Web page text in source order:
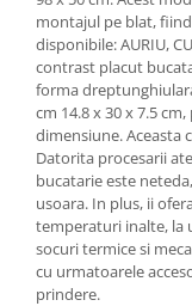
montajul pe blat,
disponibile: AURIU,
contrast placut
forma
cm 14.8 x 30 x 7.5
dimensiune. Aceasta
Datorita procesarii
bucatarie este
usoara. In plus, ii
temperaturi inalte, la
socuri termice si
cu urmatoarele
prindere.